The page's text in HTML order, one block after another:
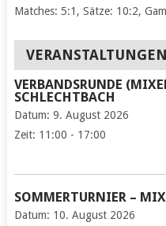
Matches: 5:1, Sätze: 10:2,
VERANSTALTUNGEN
VERBANDSRUNDE
SCHLECHTBACH
Datum: 9. August 2026
Zeit: 11:00 - 17:00
SOMMERTURNIER –
Datum: 10. August 2026